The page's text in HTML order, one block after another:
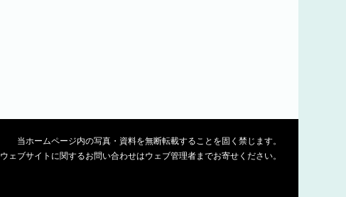
当ホームページ内の写真・資料を無断転載することを固く禁じます。
ウェブサイトに関するお問い合わせはウェブ管理者までお寄せください。